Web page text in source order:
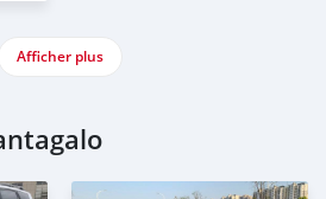
Afficher plus